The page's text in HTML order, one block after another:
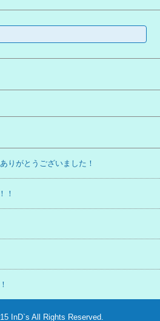
りがとうございました！
！
InD`s All Rights Reserved.